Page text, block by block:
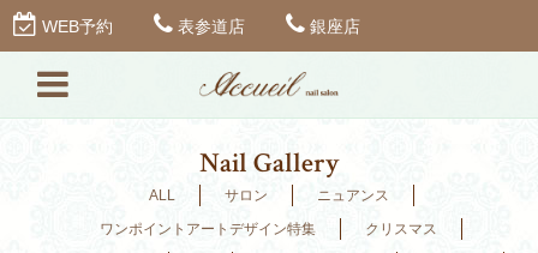
WEB予約 表参道店 銀座店
Nail Gallery
ALL サロン
ニュアンス
ワンポイントアートデザイン特集
クリスマス